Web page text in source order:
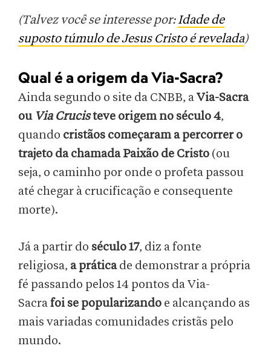
(Talvez você se interesse por:Idade de
suposto túmulo de Jesus Cristo é revelada)
Qual é a origem da Via-Sacra?
Ainda segundo o site da CNBB, aVia-Sacra
ou Via Crucisteve origem no século 4,
quando cristãos começaram a percorrer o
trajeto da chamada Paixão de Cristo (ou
seja, o caminho por onde o profeta passou
até chegar à crucificação e consequente
morte).
Já a partir do século 17, diz a fonte
religiosa, a práticade demonstrar a própria
fé passando pelos 14 pontos da Via-
Sacrafoi se popularizando e alcançando as
mais variadas comunidades cristãs pelo
mundo.